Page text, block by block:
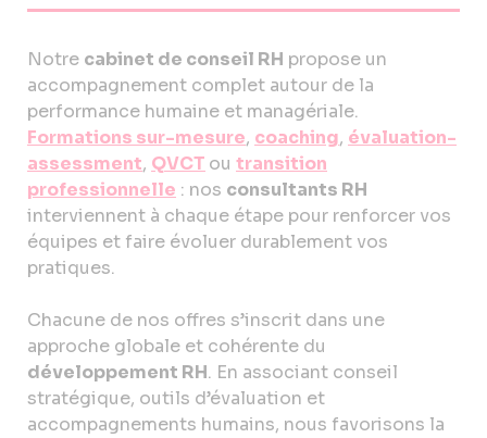
Notre cabinet de conseil RH propose un
accompagnement complet autour de la
performance humaine et managériale.
Formations sur-mesure, coaching, évaluation-
assessment, QVCT ou transition
professionnelle : nos consultants RH
interviennent à chaque étape pour renforcer vos
équipes et faire évoluer durablement vos
pratiques.
Chacune de nos offres s’inscrit dans une
approche globale et cohérente du
développement RH. En associant conseil
stratégique, outils d’évaluation et
accompagnements humains, nous favorisons la